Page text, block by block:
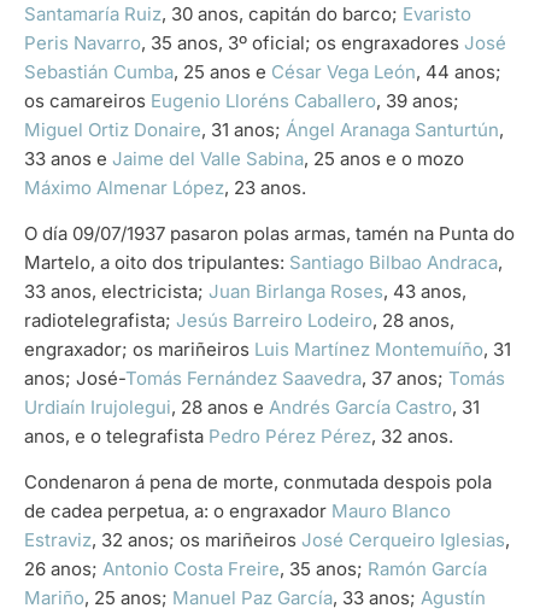
Santamaría Ruiz, 30 anos, capitán do barco; Evaristo
Peris Navarro, 35 anos, 3º oficial; os engraxadores José
Sebastián Cumba, 25 anos e César Vega León, 44 anos;
os camareiros Eugenio Lloréns Caballero, 39 anos;
Miguel Ortiz Donaire, 31 anos; Ángel Aranaga Santurtún,
33 anos e Jaime del Valle Sabina, 25 anos e o mozo
Máximo Almenar López, 23 anos.
O día 09/07/1937 pasaron polas armas, tamén na Punta do
Martelo, a oito dos tripulantes: Santiago Bilbao Andraca,
33 anos, electricista; Juan Birlanga Roses, 43 anos,
radiotelegrafista; Jesús Barreiro Lodeiro, 28 anos,
engraxador; os mariñeiros Luis Martínez Montemuíño, 31
anos; José-Tomás Fernández Saavedra, 37 anos; Tomás
Urdiaín Irujolegui, 28 anos e Andrés García Castro, 31
anos, e o telegrafista Pedro Pérez Pérez, 32 anos.
Condenaron á pena de morte, conmutada despois pola
de cadea perpetua, a: o engraxador Mauro Blanco
Estraviz, 32 anos; os mariñeiros José Cerqueiro Iglesias,
26 anos; Antonio Costa Freire, 35 anos; Ramón García
Mariño, 25 anos; Manuel Paz García, 33 anos; Agustín